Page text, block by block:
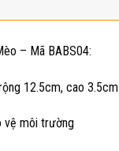
– Mã BABS04:
12.5cm, cao 3.5cm
vệ môi trường